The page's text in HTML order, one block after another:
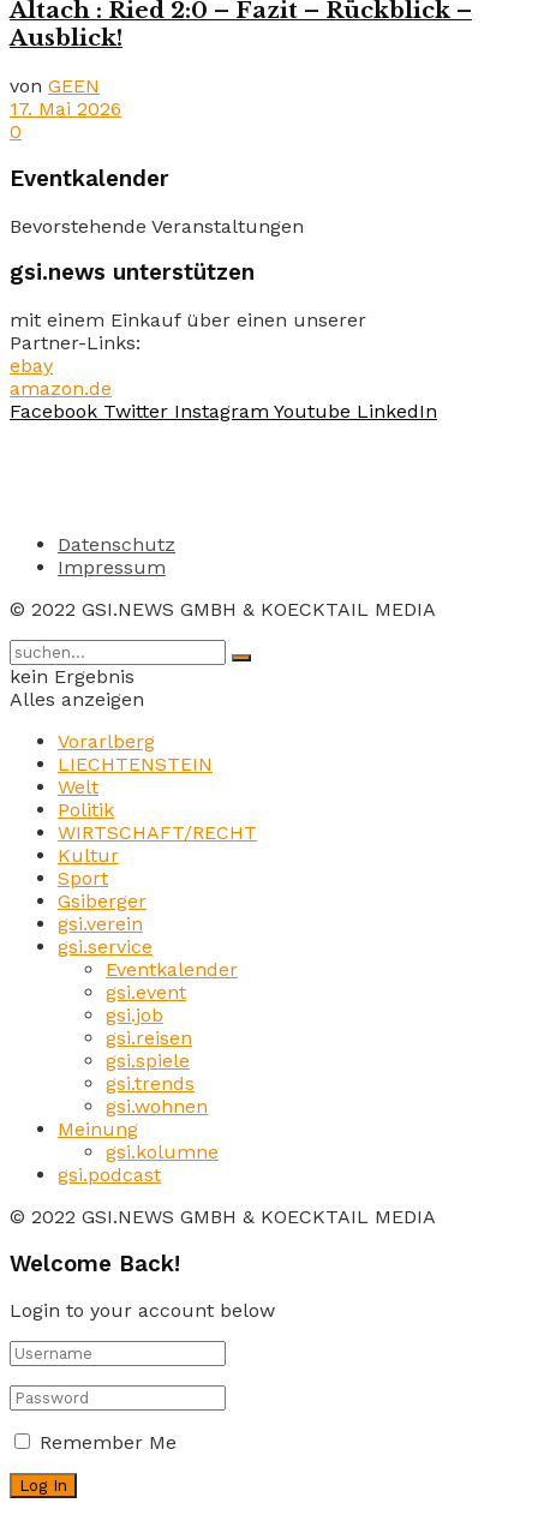
Altach : Ried 2:0 – Fazit – Rückblick –
Ausblick!
von GEEN
17. Mai 2026
0
Eventkalender
Bevorstehende Veranstaltungen
gsi.news unterstützen
mit einem Einkauf über einen unserer
Partner-Links:
ebay
amazon.de
Facebook Twitter Instagram Youtube LinkedIn
Datenschutz
Impressum
© 2022 GSI.NEWS GMBH & KOECKTAIL MEDIA
kein Ergebnis
Alles anzeigen
Vorarlberg
LIECHTENSTEIN
Welt
Politik
WIRTSCHAFT/RECHT
Kultur
Sport
Gsiberger
gsi.verein
gsi.service
Eventkalender
gsi.event
gsi.job
gsi.reisen
gsi.spiele
gsi.trends
gsi.wohnen
Meinung
gsi.kolumne
gsi.podcast
© 2022 GSI.NEWS GMBH & KOECKTAIL MEDIA
Welcome Back!
Login to your account below
Remember Me